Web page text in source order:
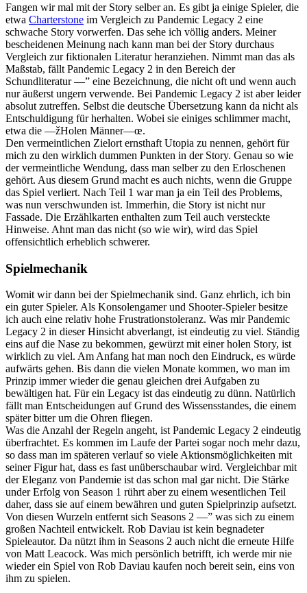
Fangen wir mal mit der Story selber an. Es gibt ja einige Spieler, die
etwa Charterstone im Vergleich zu Pandemic Legacy 2 eine
schwache Story vorwerfen. Das sehe ich völlig anders. Meiner
bescheidenen Meinung nach kann man bei der Story durchaus
Vergleich zur fiktionalen Literatur heranziehen. Nimmt man das als
Maßstab, fällt Pandemic Legacy 2 in den Bereich der
Schundliteratur —” eine Bezeichnung, die nicht oft und wenn auch
nur äußerst ungern verwende. Bei Pandemic Legacy 2 ist aber leider
absolut zutreffen. Selbst die deutsche Übersetzung kann da nicht als
Entschuldigung für herhalten. Wobei sie einiges schlimmer macht,
etwa die —žHolen Männer—œ.
Den vermeintlichen Zielort ernsthaft Utopia zu nennen, gehört für
mich zu den wirklich dummen Punkten in der Story. Genau so wie
der vermeintliche Wendung, dass man selber zu den Erloschenen
gehört. Aus diesem Grund macht es auch nichts, wenn die Gruppe
das Spiel verliert. Nach Teil 1 war man ja ein Teil des Problems,
was nun verschwunden ist. Immerhin, die Story ist nicht nur
Fassade. Die Erzählkarten enthalten zum Teil auch versteckte
Hinweise. Ahnt man das nicht (so wie wir), wird das Spiel
offensichtlich erheblich schwerer.
Spielmechanik
Womit wir dann bei der Spielmechanik sind. Ganz ehrlich, ich bin
ein guter Spieler. Als Konsolengamer und Shooter-Spieler besitze
ich auch eine relativ hohe Frustrationstoleranz. Was mir Pandemic
Legacy 2 in dieser Hinsicht abverlangt, ist eindeutig zu viel. Ständig
eins auf die Nase zu bekommen, gewürzt mit einer holen Story, ist
wirklich zu viel. Am Anfang hat man noch den Eindruck, es würde
aufwärts gehen. Bis dann die vielen Monate kommen, wo man im
Prinzip immer wieder die genau gleichen drei Aufgaben zu
bewältigen hat. Für ein Legacy ist das eindeutig zu dünn. Natürlich
fällt man Entscheidungen auf Grund des Wissensstandes, die einem
später bitter um die Ohren fliegen.
Was die Anzahl der Regeln angeht, ist Pandemic Legacy 2 eindeutig
überfrachtet. Es kommen im Laufe der Partei sogar noch mehr dazu,
so dass man im späteren verlauf so viele Aktionsmöglichkeiten mit
seiner Figur hat, dass es fast unüberschaubar wird. Vergleichbar mit
der Eleganz von Pandemie ist das schon mal gar nicht. Die Stärke
under Erfolg von Season 1 rührt aber zu einem wesentlichen Teil
daher, dass sie auf einem bewähren und guten Spielprinzip aufsetzt.
Von diesen Wurzeln entfernt sich Seasons 2 —” was sich zu einem
großen Nachteil entwickelt. Rob Daviau ist kein begnadeter
Spieleautor. Da nützt ihm in Seasons 2 auch nicht die erneute Hilfe
von Matt Leacock. Was mich persönlich betrifft, ich werde mir nie
wieder ein Spiel von Rob Daviau kaufen noch bereit sein, eins von
ihm zu spielen.